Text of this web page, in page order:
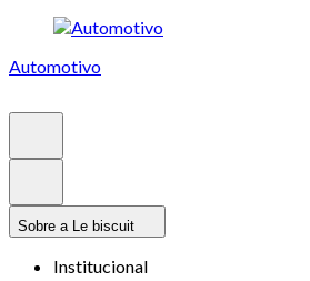
Automotivo
Sobre a Le biscuit
Institucional